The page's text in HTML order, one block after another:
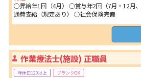
○昇給年1回（4月） ○賞与年2回（7月・12月
通費支給（規定あり） ○社会保険完備
作業療法士(施設) 正職員
年休日120以上 ブランクOK